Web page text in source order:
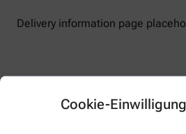
Cookie-
Delivery information page